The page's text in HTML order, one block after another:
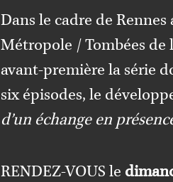
Dans le cadre de Rennes
Métropole / Tombées de
avant-première la série
six épisodes, le
d’un échange en
RENDEZ-VOUS le